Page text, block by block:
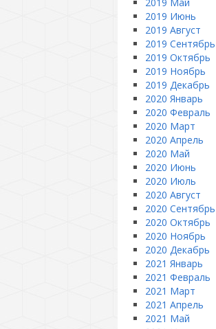
2019 Июнь
2019 Август
2019 Сентябрь
2019 Октябрь
2019 Ноябрь
2019 Декабрь
2020 Январь
2020 Февраль
2020 Март
2020 Апрель
2020 Май
2020 Июнь
2020 Июль
2020 Август
2020 Сентябрь
2020 Октябрь
2020 Ноябрь
2020 Декабрь
2021 Январь
2021 Февраль
2021 Март
2021 Апрель
2021 Май